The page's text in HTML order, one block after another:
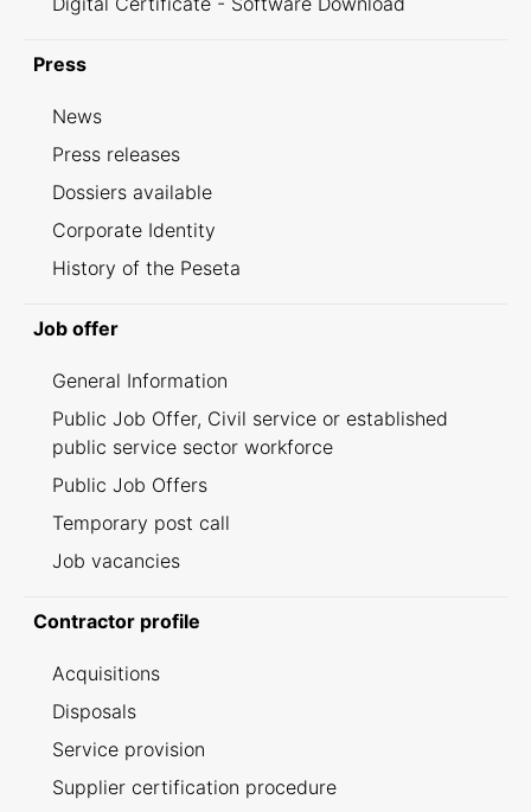
Press
News
Press releases
Dossiers available
Corporate Identity
History of the Peseta
Job offer
General Information
Public Job Offer, Civil service or established
public service sector workforce
Public Job Offers
Temporary post call
Job vacancies
Contractor profile
Acquisitions
Disposals
Service provision
Supplier certification procedure